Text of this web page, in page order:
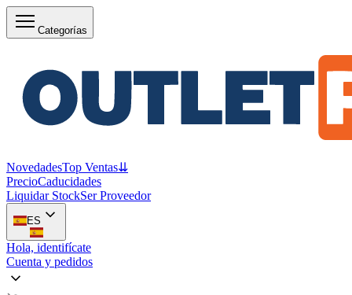
Categorías
NovedadesTop Ventas⇊
PrecioCaducidades
Liquidar StockSer Proveedor
ES
Hola, identifícate
Cuenta y pedidos